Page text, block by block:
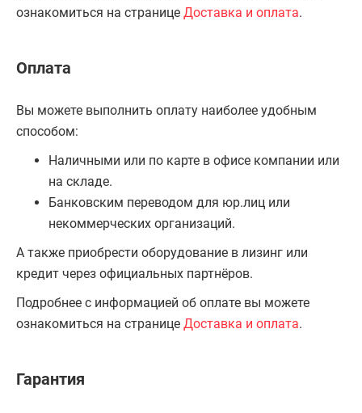
ознакомиться на странице Доставка и оплата.
Оплата
Вы можете выполнить оплату наиболее удобным
способом:
Наличными или по карте в офисе компании или
на складе.
Банковским переводом для юр.лиц или
некоммерческих организаций.
А также приобрести оборудование в лизинг или
кредит через официальных партнёров.
Подробнее с информацией об оплате вы можете
ознакомиться на странице Доставка и оплата.
Гарантия